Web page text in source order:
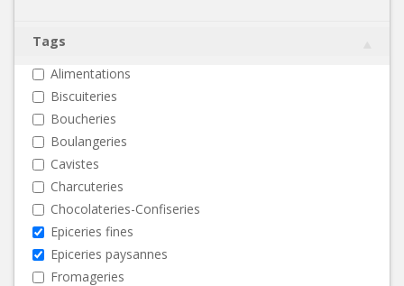
Tags
Alimentations
Biscuiteries
Boucheries
Boulangeries
Cavistes
Charcuteries
Chocolateries-Confiseries
Epiceries fines
Epiceries paysannes
Fromageries